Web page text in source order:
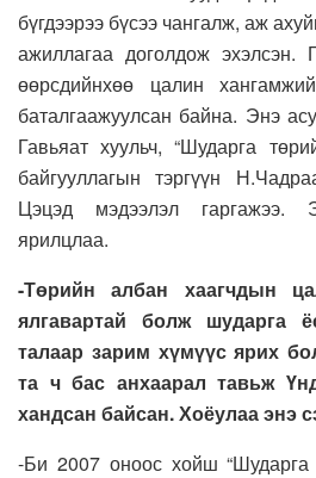
бүгдээрээ бүсээ чангалж, аж
ажиллагаа доголдож эхэлсэн.
өөрсдийнхөө цалин
баталгаажуулсан байна. Энэ
Гавьяат хуульч, “Шударга
байгууллагын тэргүүн
Цэцэд мэдээлэл гаргажээ.
ярилцлаа.
-Төрийн албан хаагчдын
ялгавартай болж шударга
талаар зарим хүмүүс ярих
та ч бас анхаарал тавьж
хандсан байсан. Хоёулаа энэ
-Би 2007 оноос хойш “Шударга